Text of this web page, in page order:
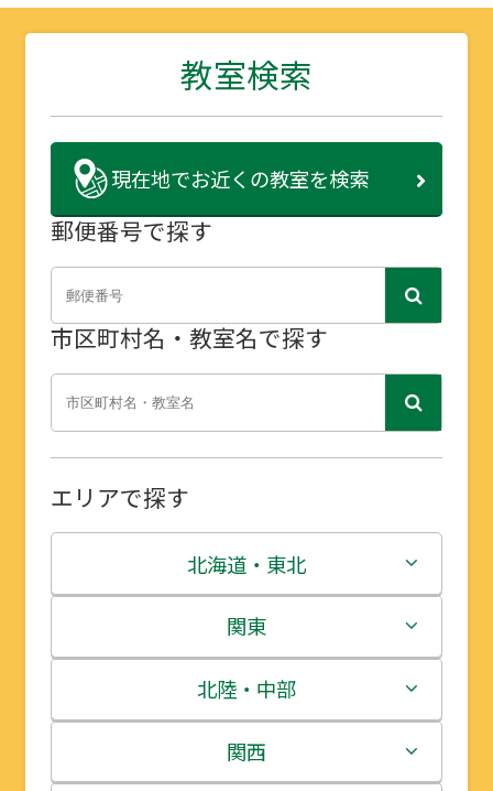
教室検索
現在地でお近くの教室を検索
郵便番号で探す
市区町村名・教室名で探す
エリアで探す
北海道・東北
北海道
青森県
岩手県
関東
茨城県
栃木県
北陸・中部
新潟県
関西